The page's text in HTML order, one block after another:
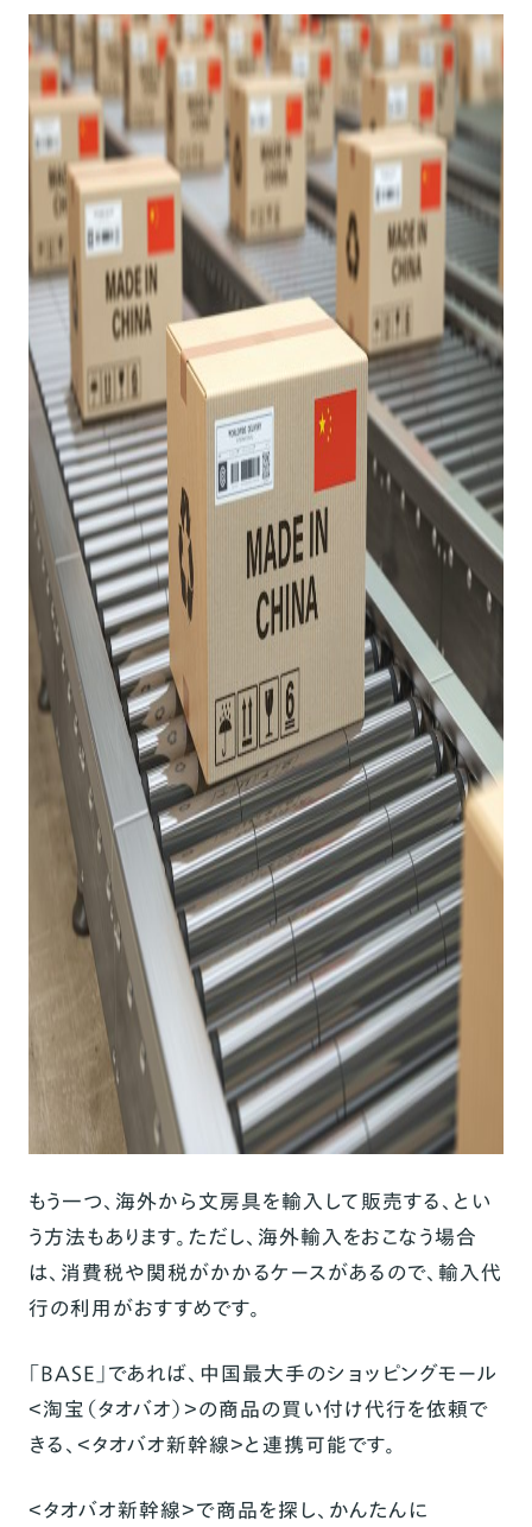
もう一つ、海外から文房具を輸入して販売する、とい
う方法もあります。ただし、海外輸入をおこなう場合
は、消費税や関税がかかるケースがあるので、輸入代
行の利用がおすすめです。
「BASE」であれば、中国最大手のショッピングモール
＜淘宝（タオバオ）＞の商品の買い付け代行を依頼で
きる、＜タオバオ新幹線＞と連携可能です。
＜タオバオ新幹線＞で商品を探し、かんたんに